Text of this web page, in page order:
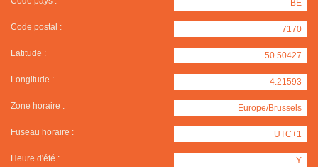
BE
Code postal : 7170
Latitude : 50.50427
Longitude : 4.21593
Zone horaire : Europe/Brussels
Fuseau horaire : UTC+1
Heure d'été : Y